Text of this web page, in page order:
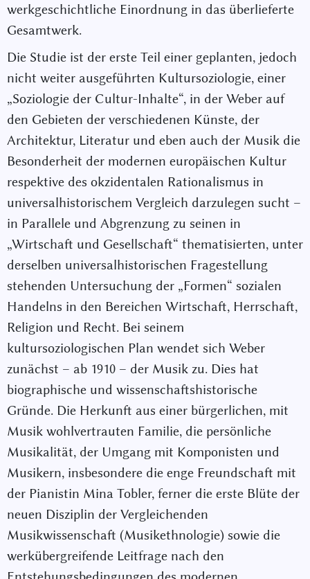
werkgeschichtliche Einordnung in das überlieferte
Gesamtwerk.
Die Studie ist der erste Teil einer geplanten, jedoch
nicht weiter ausgeführten Kultursoziologie, einer
„Soziologie der Cultur-Inhalte“, in der Weber auf
den Gebieten der verschiedenen Künste, der
Architektur, Literatur und eben auch der Musik die
Besonderheit der modernen europäischen Kultur
respektive des okzidentalen Rationalismus in
universalhistorischem Vergleich darzulegen sucht –
in Parallele und Abgrenzung zu seinen in
„Wirtschaft und Gesellschaft“ thematisierten, unter
derselben universalhistorischen Fragestellung
stehenden Untersuchung der „Formen“ sozialen
Handelns in den Bereichen Wirtschaft, Herrschaft,
Religion und Recht. Bei seinem
kultursoziologischen Plan wendet sich Weber
zunächst – ab 1910 – der Musik zu. Dies hat
biographische und wissenschaftshistorische
Gründe. Die Herkunft aus einer bürgerlichen, mit
Musik wohlvertrauten Familie, die persönliche
Musikalität, der Umgang mit Komponisten und
Musikern, insbesondere die enge Freundschaft mit
der Pianistin Mina Tobler, ferner die erste Blüte der
neuen Disziplin der Vergleichenden
Musikwissenschaft (Musikethnologie) sowie die
werkübergreifende Leitfrage nach den